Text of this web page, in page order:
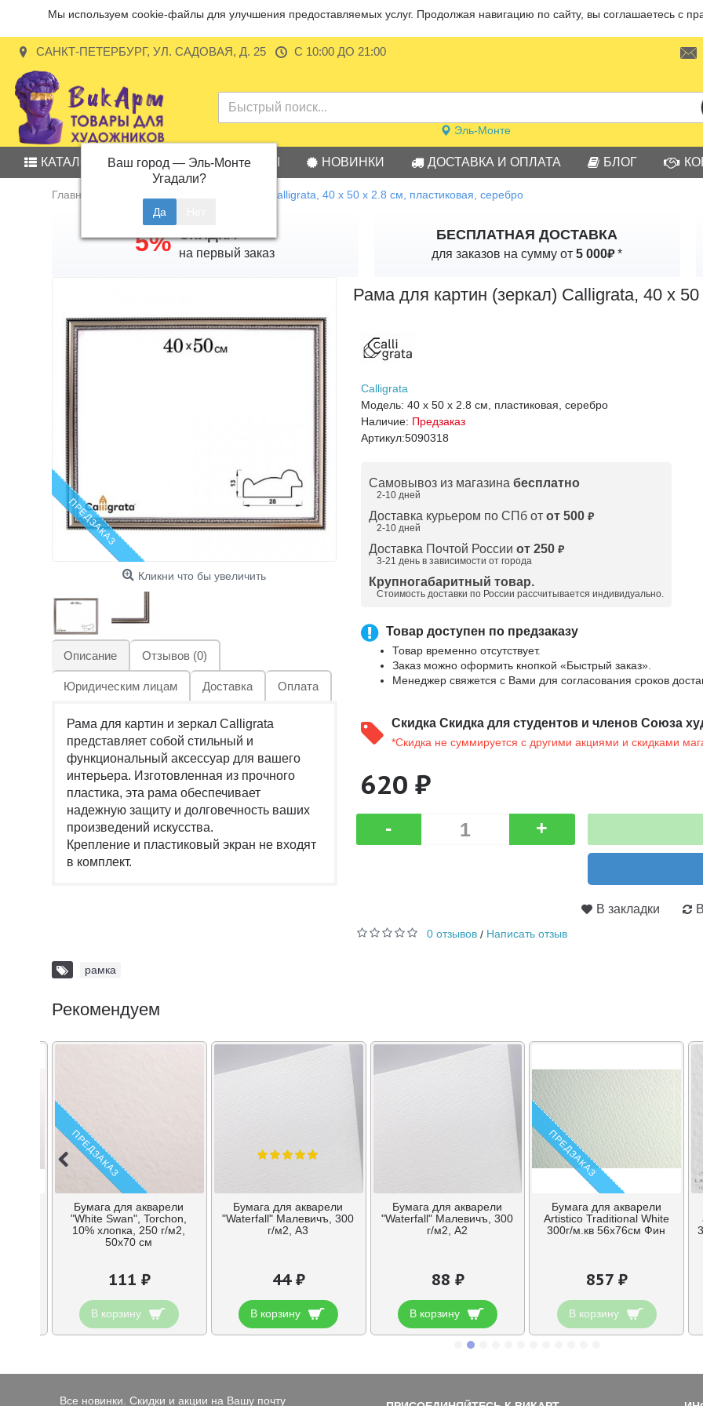
Мы используем cookie-файлы для улучшения предоставляемых услуг. Продолжая навигацию по сайту, вы соглашаетесь с
САНКТ-ПЕТЕРБУРГ, УЛ. САДОВАЯ, Д. 25 С 10:00 ДО 21:00
Эль-Монте
Ваш город — Эль-Монте
Угадали?
КАТАЛОГ АКЦИИ БРЕНДЫ НОВИНКИ ДОСТАВКА И ОПЛАТА БЛОГ
Главная Рама для картин (зеркал) Calligrata, 40 х 50 х 2.8 см, пластиковая, серебро
5% СКИДКА
на первый заказ
БЕСПЛАТНАЯ ДОСТАВКА
для заказов на сумму от5 000₽*
ПРЕДЗАКАЗ
Кликни что бы увеличить
Описание Отзывов (0)
Юридическим лицам Доставка Оплата
Рама для картин и зеркал Calligrata
представляет собой стильный и
функциональный аксессуар для вашего
интерьера. Изготовленная из прочного
пластика, эта рама обеспечивает
надежную защиту и долговечность ваших
произведений искусства.
Крепление и пластиковый экран не входят
в комплект.
Рама для картин (зеркал) Calligrata, 40 х
Calligrata
Модель: 40 х 50 х 2.8 см, пластиковая, серебро
Наличие: Предзаказ
Артикул:5090318
Самовывоз из магазина бесплатно
2-10 дней
Доставка курьером по СПб от от 500 ₽
2-10 дней
Доставка Почтой России от 250 ₽
3-21 день в зависимости от города
Крупногабаритный товар.
Стоимость доставки по России рассчитывается индивидуально.
Товар доступен по предзаказу
Товар временно отсутствует.
Заказ можно оформить кнопкой «Быстрый заказ».
Менеджер свяжется с Вами для согласования сроков
Скидка Скидка для студентов и членов Союза
*Скидка не суммируется с другими акциями и скидками
620 ₽
- +
В закладки
0 отзывов/ Написать отзыв
рамка
Рекомендуем
ПРЕДЗАКАЗ
Бумага для акварели
"White Swan", Torchon,
10% хлопка, 250 г/м2,
50х70 см
111 ₽
В корзину
Бумага для акварели
"Waterfall" Малевичъ, 300
г/м2, А3
44 ₽
В корзину
Бумага для акварели
"Waterfall" Малевичъ, 300
г/м2, А2
88 ₽
В корзину
ПРЕДЗАКАЗ
Бумага для акварели
Artistico Traditional White
300г/м.кв 56x76см Фин
857 ₽
В корзину
Все новинки. Скидки и акции на Вашу почту